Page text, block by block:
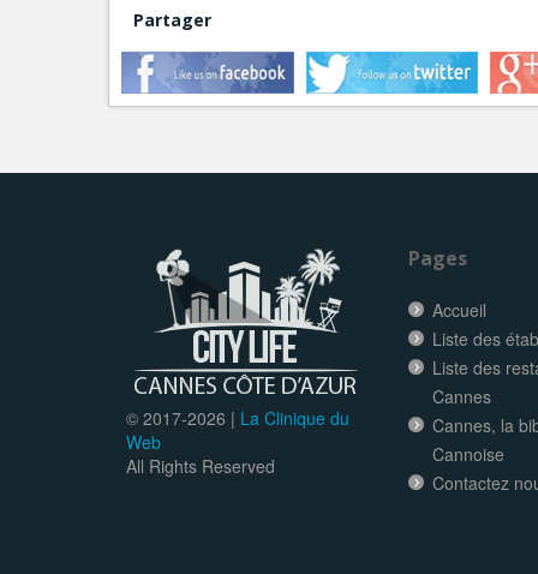
Partager
© 2017-2026 | La Clinique du
Web
All Rights Reserved
Pages
Accueil
Liste des
Liste des
Cannes
Cannes, la
Cannoise
Contactez